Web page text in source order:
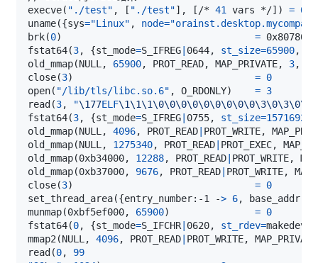
execve( "./test" , [ "./test"] , [ /* 41 vars */] ) = 0
uname({sys="Linux" , node=
brk(0) =
fstat64(3, {st_mode=S_IFREG 0644, st_size=65900,
old_mmap(NULL, 65900, PROT_READ, MAP_PRIVATE, 3,
close(3) = 0
open( "/lib/tls/libc.so.6" , O_RDONLY) = 3
read (3, "\177ELF\1\1\1\0\0\0\0\0\0\0\0\0\3\0\3\0\1
fstat64(3, {st_mode=S_IFREG 0755, st_size=1571692
old_mmap(NULL, 4096, PROT_READ PROT_WRITE,
old_mmap(NULL, 1275340, PROT_READ PROT_EXEC,
old_mmap(0xb34000, 12288, PROT_READ PROT_WRITE,
old_mmap(0xb37000, 9676, PROT_READ PROT_WRITE,
close(3) = 0
set_thread_area({entry_number:-1 -> 6,
munmap(0xbf5ef000, 65900) = 0
fstat64(0, {st_mode=S_IFCHR 0620, st_rdev=makedev
mmap2 (NULL, 4096, PROT_READ PROT_WRITE, MAP_PRIVATE
read (0, 99